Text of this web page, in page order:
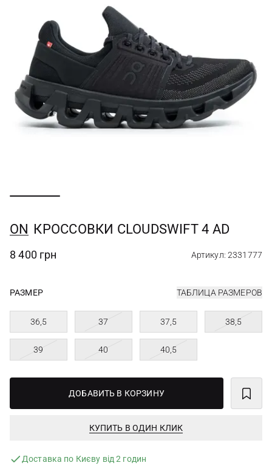
ON КРОССОВКИ CLOUDSWIFT 4 AD
8 400 грн Артикул: 2331777
РАЗМЕР ТАБЛИЦА РАЗМЕРОВ
36,5 37 37,5 38,5
39 40 40,5
ДОБАВИТЬ В КОРЗИНУ
КУПИТЬ В ОДИН КЛИК
Доставка по Києву від 2 годин